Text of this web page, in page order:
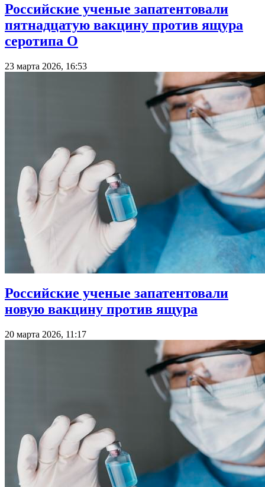
Российские ученые запатентовали
пятнадцатую вакцину против ящура
серотипа О
23 марта 2026, 16:53
Российские ученые запатентовали
новую вакцину против ящура
20 марта 2026, 11:17